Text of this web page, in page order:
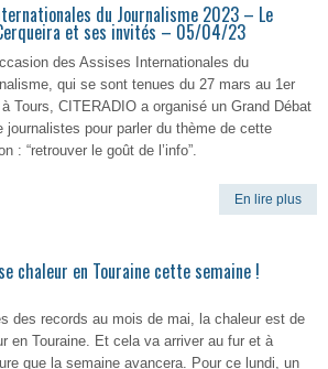
du Journalisme 2023 – Le
et ses invités – 05/04/23
des Assises Internationales du
qui se sont tenues du 27 mars au 1er
Tours, CITERADIO a organisé un Grand Débat
journalistes pour parler du thème de cette
: “retrouver le goût de l’info”.
En lire plus
chaleur en Touraine cette semaine !
des records au mois de mai, la chaleur est de
en Touraine. Et cela va arriver au fur et à
que la semaine avancera. Pour ce lundi, un